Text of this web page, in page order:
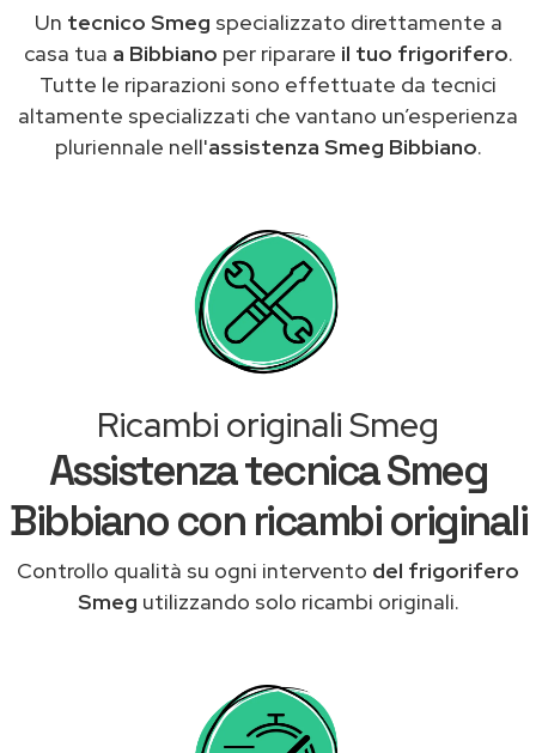
Un tecnico Smeg specializzato direttamente a
casa tua a Bibbiano per riparare il tuo frigorifero.
Tutte le riparazioni sono effettuate da tecnici
altamente specializzati che vantano un’esperienza
pluriennale nell'assistenza Smeg Bibbiano.
Ricambi originali Smeg
Assistenza tecnica Smeg
Bibbiano con ricambi originali
Controllo qualità su ogni intervento del frigorifero
Smeg utilizzando solo ricambi originali.